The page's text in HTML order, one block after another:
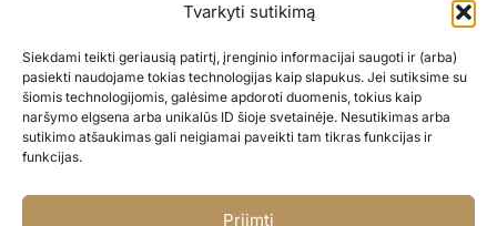
Tvarkyti sutikimą
Siekdami teikti geriausią patirtį, įrenginio informacijai saugoti ir (arba)
pasiekti naudojame tokias technologijas kaip slapukus. Jei sutiksime su
šiomis technologijomis, galėsime apdoroti duomenis, tokius kaip
naršymo elgsena arba unikalūs ID šioje svetainėje. Nesutikimas arba
sutikimo atšaukimas gali neigiamai paveikti tam tikras funkcijas ir
funkcijas.
Priimti
Didmena
Darbų portfolio
Privatumo politika
Parduotuvės politika